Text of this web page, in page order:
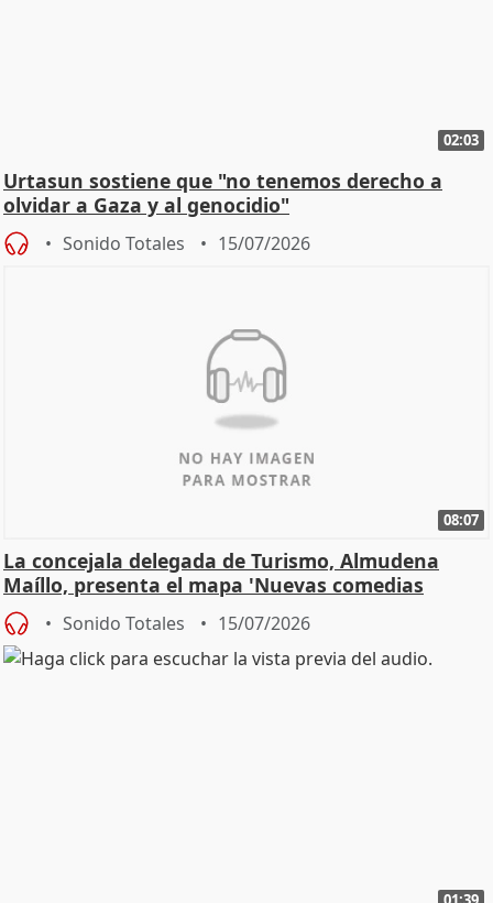
02:03
Urtasun sostiene que "no tenemos derecho a
olvidar a Gaza y al genocidio"
Sonido Totales 15/07/2026
08:07
La concejala delegada de Turismo, Almudena
Maíllo, presenta el mapa 'Nuevas comedias
madrileñas'
Sonido Totales 15/07/2026